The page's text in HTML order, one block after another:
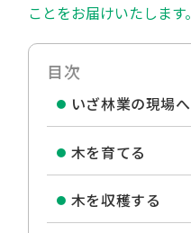
ことをお届けいたします。
目次
いざ林業の現場へ
木を育てる
木を収穫する